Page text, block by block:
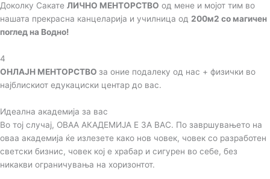
Доколку Сакате ЛИЧНО МЕНТОРСТВО од мене и мојот тим во
нашата прекрасна канцеларија и училница од 200м2 со магичен
поглед на Водно!
4
ОНЛАЈН МЕНТОРСТВО за оние подалеку од нас + физички во
најблискиот едукациски центар до вас.
Идеална академија за вас
Во тој случај, ОВАА АКАДЕМИЈА Е ЗА ВАС. По завршувањето на
оваа академија ќе излезете како нов човек, човек со разработен
светски бизнис, човек кој е храбар и сигурен во себе, без
никакви ограничувања на хоризонтот.